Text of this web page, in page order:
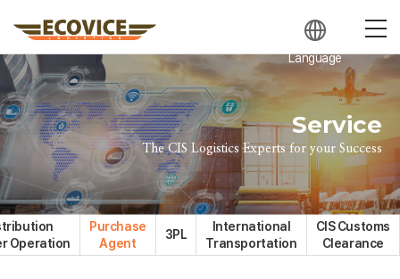
Language
Service
The CIS Logistics Experts for your Success
Operation
Purchase
Agent
3PL
International
Transportation
CIS Customs
Clearance